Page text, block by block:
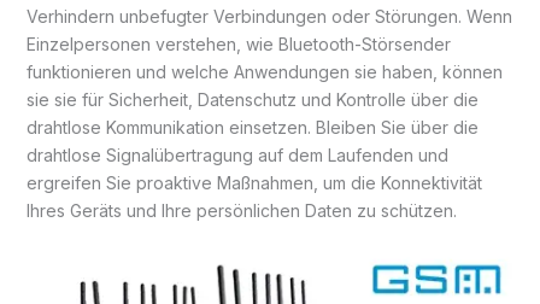
Verhindern unbefugter Verbindungen oder Störungen. Wenn
Einzelpersonen verstehen, wie Bluetooth-Störsender
funktionieren und welche Anwendungen sie haben, können
sie sie für Sicherheit, Datenschutz und Kontrolle über die
drahtlose Kommunikation einsetzen. Bleiben Sie über die
drahtlose Signalübertragung auf dem Laufenden und
ergreifen Sie proaktive Maßnahmen, um die Konnektivität
Ihres Geräts und Ihre persönlichen Daten zu schützen.